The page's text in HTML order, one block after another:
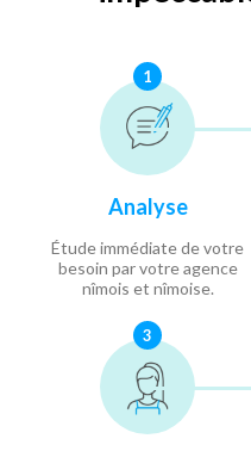
1
Analyse
Étude immédiate de votre
besoin par votre agence
nîmois et nîmoise.
3